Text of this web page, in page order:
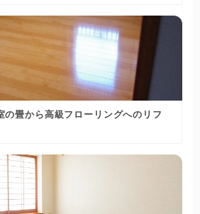
の畳から高級フローリングへのリフ